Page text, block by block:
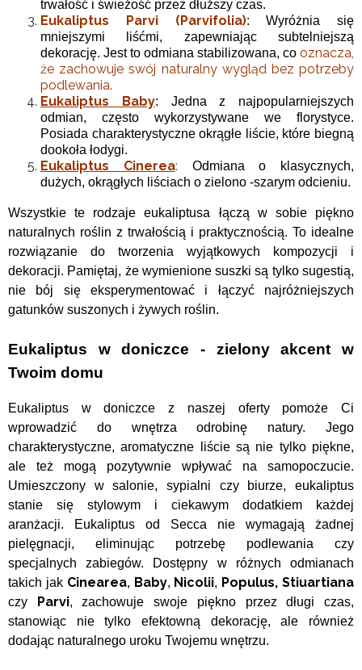
trwałość i świeżość przez dłuższy czas.
Eukaliptus Parvi (Parvifolia): Wyróżnia się
mniejszymi liśćmi, zapewniając subtelniejszą
dekorację. Jest to odmiana stabilizowana, co oznacza,
że zachowuje swój naturalny wygląd bez potrzeby
podlewania.
Eukaliptus Baby: Jedna z najpopularniejszych
odmian, często wykorzystywane we florystyce.
Posiada charakterystyczne okrągłe liście, które biegną
dookoła łodygi.
Eukaliptus Cinerea: Odmiana o klasycznych,
dużych, okrągłych liściach o zielono -szarym odcieniu.
Wszystkie te rodzaje eukaliptusa łączą w sobie piękno
naturalnych roślin z trwałością i praktycznością. To idealne
rozwiązanie do tworzenia wyjątkowych kompozycji i
dekoracji. Pamiętaj, że wymienione suszki są tylko sugestią,
nie bój się eksperymentować i łączyć najróżniejszych
gatunków suszonych i żywych roślin.
Eukaliptus w doniczce - zielony akcent w
Twoim domu
Eukaliptus w doniczce z naszej oferty pomoże Ci
wprowadzić do wnętrza odrobinę natury. Jego
charakterystyczne, aromatyczne liście są nie tylko piękne,
ale też mogą pozytywnie wpływać na samopoczucie.
Umieszczony w salonie, sypialni czy biurze, eukaliptus
stanie się stylowym i ciekawym dodatkiem każdej
aranżacji.
Eukaliptus od Secca nie wymagają żadnej
pielęgnacji, eliminując potrzebę podlewania czy
specjalnych zabiegów. Dostępny w różnych odmianach
takich jak Cinearea, Baby, Nicolii, Populus, Stiuartiana
czy Parvi, zachowuje swoje piękno przez długi czas,
stanowiąc nie tylko efektowną dekorację, ale również
dodając naturalnego uroku Twojemu wnętrzu.